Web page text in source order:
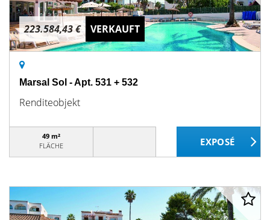
223.584,43 € VERKAUFT
Marsal Sol - Apt. 531 + 532
Renditeobjekt
49 m²
FLÄCHE